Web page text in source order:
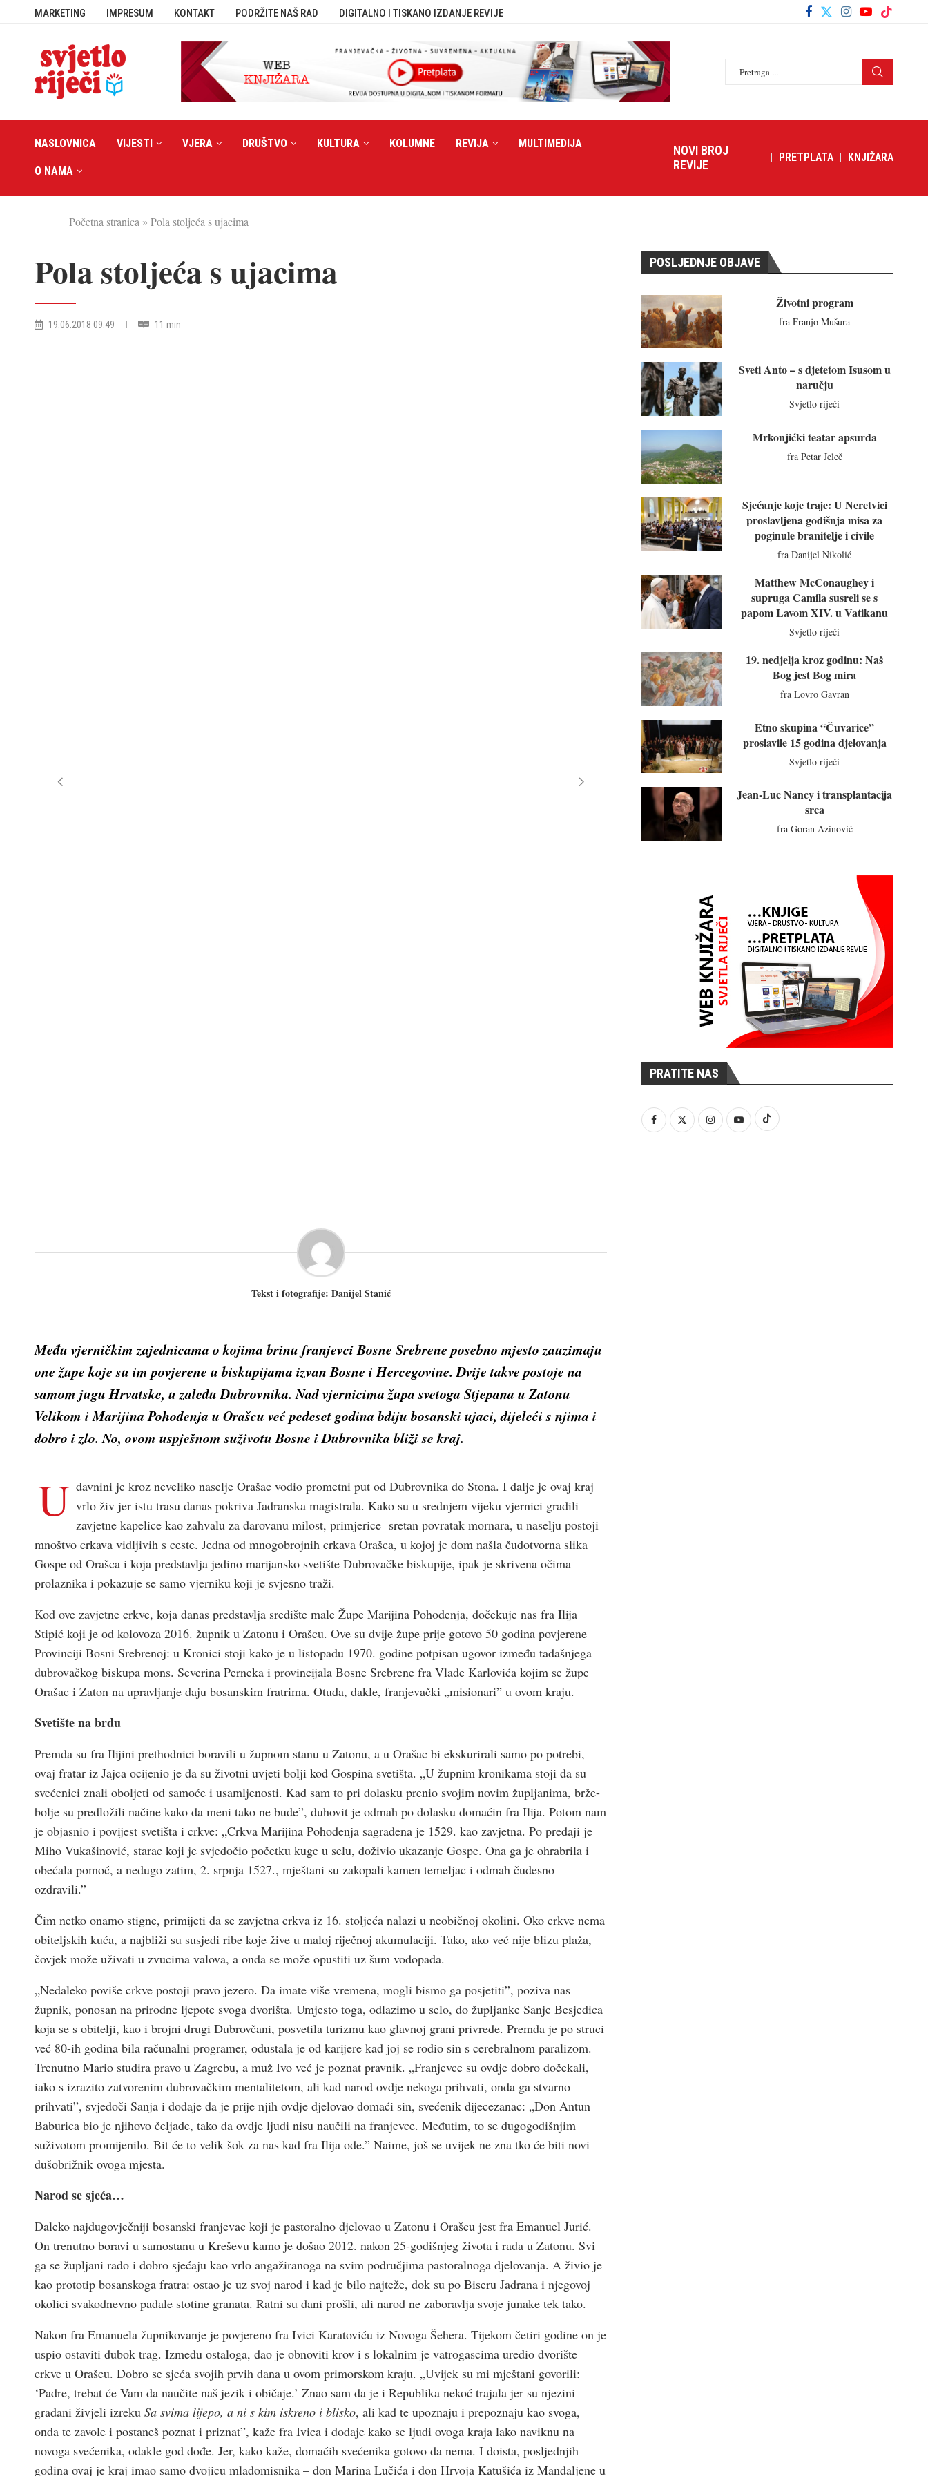
MARKETING IMPRESUM KONTAKT PODRŽITE NAŠ RAD DIGITALNO I TISKANO IZDANJE REVIJE
NASLOVNICA VIJESTI VJERA DRUŠTVO KULTURA KOLUMNE REVIJA MULTIMEDIJA
O NAMA
NOVI BROJ
REVIJE
PRETPLATA KNJIŽARA
Početna stranica » Pola stoljeća s ujacima
Pola stoljeća s ujacima
19.06.2018 09:49 11 min
Tekst i fotografije: Danijel Stanić
Među vjerničkim zajednicama o kojima brinu franjevci Bosne Srebrene posebno mjesto zauzimaju
one župe koje su im povjerene u biskupijama izvan Bosne i Hercegovine. Dvije takve postoje na
samom jugu Hrvatske, u zaleđu Dubrovnika. Nad vjernicima župa svetoga Stjepana u Zatonu
Velikom i Marijina Pohođenja u Orašcu već pedeset godina bdiju bosanski ujaci, dijeleći s njima i
dobro i zlo. No, ovom uspješnom suživotu Bosne i Dubrovnika bliži se kraj.
U davnini je kroz neveliko naselje Orašac vodio prometni put od Dubrovnika do Stona. I dalje je ovaj kraj
vrlo živ jer istu trasu danas pokriva Jadranska magistrala. Kako su u srednjem vijeku vjernici gradili
zavjetne kapelice kao zahvalu za darovanu milost, primjerice sretan povratak mornara, u naselju postoji
mnoštvo crkava vidljivih s ceste. Jedna od mnogobrojnih crkava Orašca, u kojoj je dom našla čudotvorna slika
Gospe od Orašca i koja predstavlja jedino marijansko svetište Dubrovačke biskupije, ipak je skrivena očima
prolaznika i pokazuje se samo vjerniku koji je svjesno traži.
Kod ove zavjetne crkve, koja danas predstavlja središte male Župe Marijina Pohođenja, dočekuje nas fra Ilija
Stipić koji je od kolovoza 2016. župnik u Zatonu i Orašcu. Ove su dvije župe prije gotovo 50 godina povjerene
Provinciji Bosni Srebrenoj: u Kronici stoji kako je u listopadu 1970. godine potpisan ugovor između tadašnjega
dubrovačkog biskupa mons. Severina Perneka i provincijala Bosne Srebrene fra Vlade Karlovića kojim se župe
Orašac i Zaton na upravljanje daju bosanskim fratrima. Otuda, dakle, franjevački „misionari” u ovom kraju.
Svetište na brdu
Premda su fra Ilijini prethodnici boravili u župnom stanu u Zatonu, a u Orašac bi ekskurirali samo po potrebi,
ovaj fratar iz Jajca ocijenio je da su životni uvjeti bolji kod Gospina svetišta. „U župnim kronikama stoji da su
svećenici znali oboljeti od samoće i usamljenosti. Kad sam to pri dolasku prenio svojim novim župljanima, brže-
bolje su predložili načine kako da meni tako ne bude”, duhovit je odmah po dolasku domaćin fra Ilija. Potom nam
je objasnio i povijest svetišta i crkve: „Crkva Marijina Pohođenja sagrađena je 1529. kao zavjetna. Po predaji je
Miho Vukašinović, starac koji je svjedočio početku kuge u selu, doživio ukazanje Gospe. Ona ga je ohrabrila i
obećala pomoć, a nedugo zatim, 2. srpnja 1527., mještani su zakopali kamen temeljac i odmah čudesno
ozdravili.”
Čim netko onamo stigne, primijeti da se zavjetna crkva iz 16. stoljeća nalazi u neobičnoj okolini. Oko crkve nema
obiteljskih kuća, a najbliži su susjedi ribe koje žive u maloj riječnoj akumulaciji. Tako, ako već nije blizu plaža,
čovjek može uživati u zvucima valova, a onda se može opustiti uz šum vodopada.
„Nedaleko poviše crkve postoji pravo jezero. Da imate više vremena, mogli bismo ga posjetiti”, poziva nas
župnik, ponosan na prirodne ljepote svoga dvorišta. Umjesto toga, odlazimo u selo, do župljanke Sanje Besjedica
koja se s obitelji, kao i brojni drugi Dubrovčani, posvetila turizmu kao glavnoj grani privrede. Premda je po struci
već 80-ih godina bila računalni programer, odustala je od karijere kad joj se rodio sin s cerebralnom paralizom.
Trenutno Mario studira pravo u Zagrebu, a muž Ivo već je poznat pravnik. „Franjevce su ovdje dobro dočekali,
iako s izrazito zatvorenim dubrovačkim mentalitetom, ali kad narod ovdje nekoga prihvati, onda ga stvarno
prihvati”, svjedoči Sanja i dodaje da je prije njih ovdje djelovao domaći sin, svećenik dijecezanac: „Don Antun
Baburica bio je njihovo čeljade, tako da ovdje ljudi nisu naučili na franjevce. Međutim, to se dugogodišnjim
suživotom promijenilo. Bit će to velik šok za nas kad fra Ilija ode.” Naime, još se uvijek ne zna tko će biti novi
dušobrižnik ovoga mjesta.
Narod se sjeća…
Daleko najdugovječniji bosanski franjevac koji je pastoralno djelovao u Zatonu i Orašcu jest fra Emanuel Jurić.
On trenutno boravi u samostanu u Kreševu kamo je došao 2012. nakon 25-godišnjeg života i rada u Zatonu. Svi
ga se župljani rado i dobro sjećaju kao vrlo angažiranoga na svim područjima pastoralnoga djelovanja. A živio je
kao prototip bosanskoga fratra: ostao je uz svoj narod i kad je bilo najteže, dok su po Biseru Jadrana i njegovoj
okolici svakodnevno padale stotine granata. Ratni su dani prošli, ali narod ne zaboravlja svoje junake tek tako.
Nakon fra Emanuela župnikovanje je povjereno fra Ivici Karatoviću iz Novoga Šehera. Tijekom četiri godine on je
uspio ostaviti dubok trag. Između ostaloga, dao je obnoviti krov i s lokalnim je vatrogascima uredio dvorište
crkve u Orašcu. Dobro se sjeća svojih prvih dana u ovom primorskom kraju. „Uvijek su mi mještani govorili:
‘Padre, trebat će Vam da naučite naš jezik i običaje.’ Znao sam da je i Republika nekoć trajala jer su njezini
građani živjeli izreku Sa svima lijepo, a ni s kim iskreno i blisko, ali kad te upoznaju i prepoznaju kao svoga,
onda te zavole i postaneš poznat i priznat”, kaže fra Ivica i dodaje kako se ljudi ovoga kraja lako naviknu na
novoga svećenika, odakle god dođe. Jer, kako kaže, domaćih svećenika gotovo da nema. I doista, posljednjih
godina ovaj je kraj imao samo dvojicu mladomisnika – don Marina Lučića i don Hrvoja Katušića iz Mandaljene u
POSLJEDNJE OBJAVE
Životni program
fra Franjo Mušura
Sveti Anto – s djetetom Isusom u
naručju
Svjetlo riječi
Mrkonjićki teatar apsurda
fra Petar Jeleč
Sjećanje koje traje: U Neretvici
proslavljena godišnja misa za
poginule branitelje i civile
fra Danijel Nikolić
Matthew McConaughey i
supruga Camila susreli se s
papom Lavom XIV. u Vatikanu
Svjetlo riječi
19. nedjelja kroz godinu: Naš
Bog jest Bog mira
fra Lovro Gavran
Etno skupina “Čuvarice”
proslavile 15 godina djelovanja
Svjetlo riječi
Jean-Luc Nancy i transplantacija
srca
fra Goran Azinović
PRATITE NAS